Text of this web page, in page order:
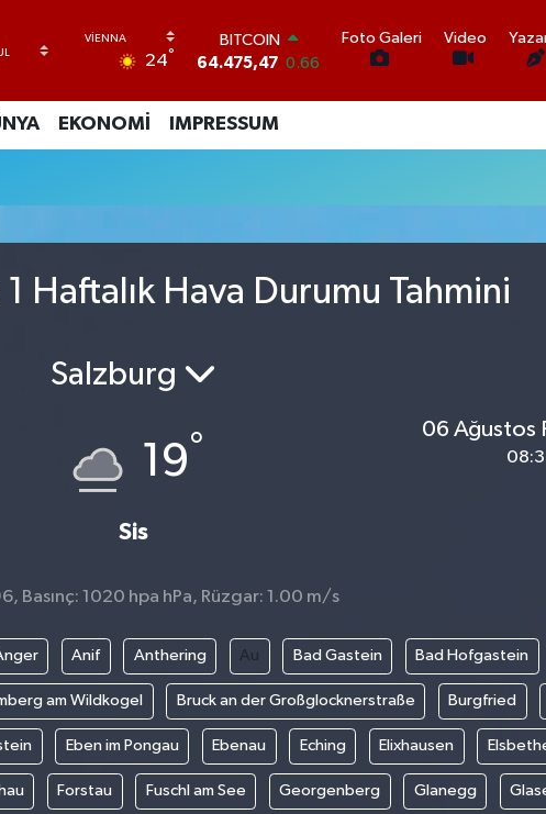
24°
BITCOIN
64.475,47 0.66
EURO
6518.23 0.39
13.703 0
Foto Galeri Video
EKONOMİ IMPRESSUM
1 Haftalık Hava Durumu Tahmini
Salzburg
19°
Sis
06 Ağustos
Basınç: 1020 hpa hPa, Rüzgar: 1.00 m/s
Anif Anthering Au Bad Gastein Bad Hofgastein
am Wildkogel Bruck an der Großglocknerstraße Burgfried
Eben im Pongau Ebenau Eching Elixhausen
Forstau Fuschl am See Georgenberg Glanegg